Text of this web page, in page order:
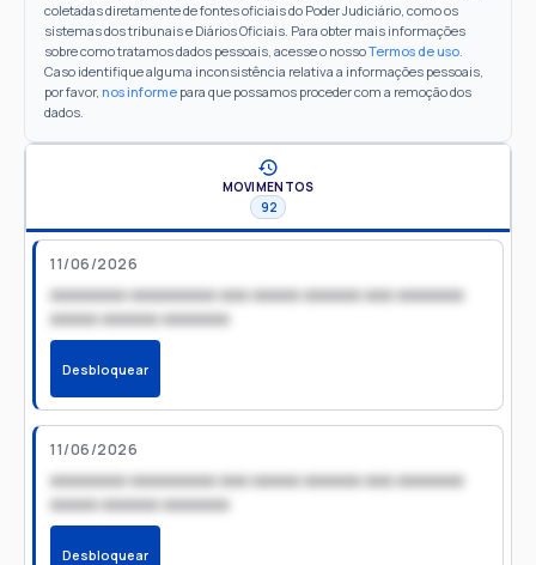
coletadas diretamente de fontes oficiais do Poder Judiciário, como os
sistemas dos tribunais e Diários Oficiais. Para obter mais informações
sobre como tratamos dados pessoais, acesse o nossoTermos de uso.
Caso identifique alguma inconsistência relativa a informações pessoais,
por favor, nos informe para que possamos proceder com a remoção dos
dados.
MOVIMENTOS
92
11/06/2026
xxxxxxxx xxxxxxxxx xxx xxxxx xxxxxx xxx xxxxxxx
xxxxx xxxxxx xxxxxxx
Desbloquear
11/06/2026
xxxxxxxx xxxxxxxxx xxx xxxxx xxxxxx xxx xxxxxxx
xxxxx xxxxxx xxxxxxx
Desbloquear